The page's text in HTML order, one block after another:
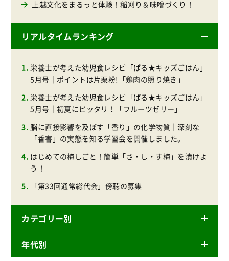
上越文化をまるっと体験！稲刈り＆味噌づくり！
リアルタイムランキング
栄養士が考えた幼児食レシピ「ぱる★キッズごはん」
5月号｜ポイントは片栗粉!「鶏肉の照り焼き」
栄養士が考えた幼児食レシピ「ぱる★キッズごはん」
5月号｜初夏にピッタリ！「フルーツゼリー」
脳に直接影響を及ぼす「香り」の化学物質｜深刻な
「香害」の実態を知る学習会を開催しました。
はじめての梅しごと！簡単「さ・し・す梅」を漬けよ
う！
「第33回通常総代会」傍聴の募集
カテゴリー別
ニュースリリース
年代別